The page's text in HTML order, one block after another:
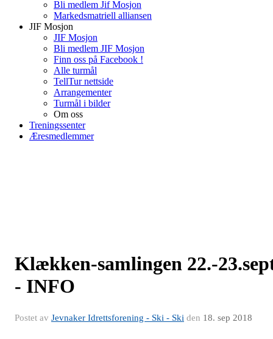
Bli medlem Jif Mosjon
Markedsmatriell alliansen
JIF Mosjon
JIF Mosjon
Bli medlem JIF Mosjon
Finn oss på Facebook !
Alle turmål
TellTur nettside
Arrangementer
Turmål i bilder
Om oss
Treningssenter
Æresmedlemmer
Klækken-samlingen 22.-
- INFO
Postet av Jevnaker Idrettsforening - Ski - Ski den 18. sep 2018